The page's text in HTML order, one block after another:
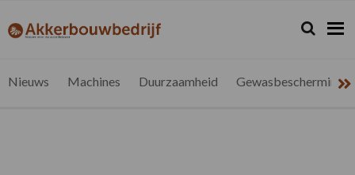
de
de
de
de
akkerbouwbedrijf.be
Nieuws
Zoeken...
Zoek
Nieuws Machines Duurzaamheid Gewasbescherming